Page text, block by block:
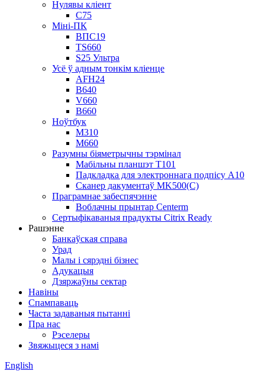
Нулявы кліент
С75
Міні-ПК
ВПС19
TS660
S25 Ультра
Усё ў адным тонкім кліенце
AFH24
В640
V660
В660
Ноўтбук
М310
М660
Разумны біяметрычны тэрмінал
Мабільны планшэт T101
Падкладка для электроннага подпісу A10
Сканер дакументаў MK500(C)
Праграмнае забеспячэнне
Воблачны прынтар Centerm
Сертыфікаваныя прадукты Citrix Ready
Рашэнне
Банкаўская справа
Урад
Малы і сярэдні бізнес
Адукацыя
Дзяржаўны сектар
Навіны
Спампаваць
Часта задаваныя пытанні
Пра нас
Рэселеры
Звяжыцеся з намі
English